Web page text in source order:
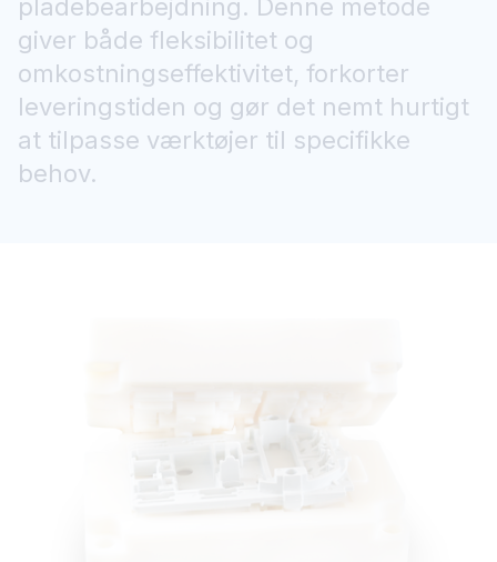
pladebearbejdning. Denne metode
giver både fleksibilitet og
omkostningseffektivitet, forkorter
leveringstiden og gør det nemt hurtigt
at tilpasse værktøjer til specifikke
behov.